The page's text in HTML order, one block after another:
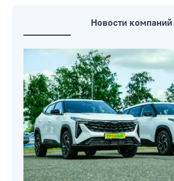
турнира WTA-1000 в Торонто
Новости компаний